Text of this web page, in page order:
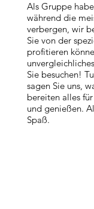
Als Gruppe
während die
verbergen, wir
Sie von der
profitieren
Sie besuchen!
sagen Sie uns,
bereiten alles
und genießen.
Spaß.